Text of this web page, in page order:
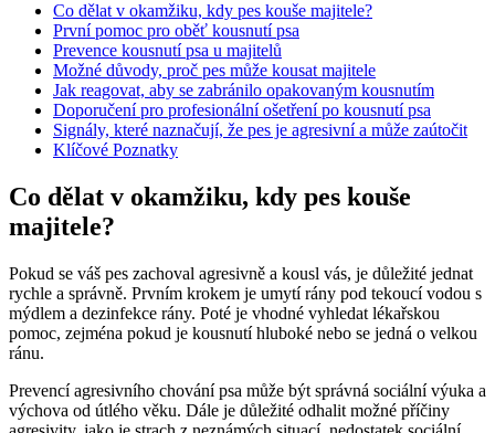
Co dělat ‍v okamžiku, kdy pes kouše majitele?
První ⁢pomoc pro oběť ⁢kousnutí psa
Prevence kousnutí ​psa u majitelů
Možné důvody, proč pes může⁤ kousat majitele
Jak reagovat, aby se​ zabránilo opakovaným kousnutím
Doporučení pro⁢ profesionální ošetření⁣ po kousnutí psa
Signály, které naznačují, že pes ‍je‌ agresivní a může⁢ zaútočit
Klíčové Poznatky
Co dělat ‍v okamžiku, kdy pes kouše
majitele?
Pokud se váš pes zachoval agresivně a kousl vás, ‍je důležité‍ jednat
rychle a správně. Prvním krokem je umytí rány pod tekoucí vodou s
‌mýdlem ⁢a dezinfekce ⁤rány. Poté je ‌vhodné vyhledat lékařskou
pomoc, zejména ⁤pokud je kousnutí hluboké ⁢nebo ​se jedná o velkou
ránu.
Prevencí agresivního chování psa​ může ⁣být ​správná ⁢sociální výuka a
výchova od ‌útlého věku. Dále je⁢ důležité odhalit možné příčiny